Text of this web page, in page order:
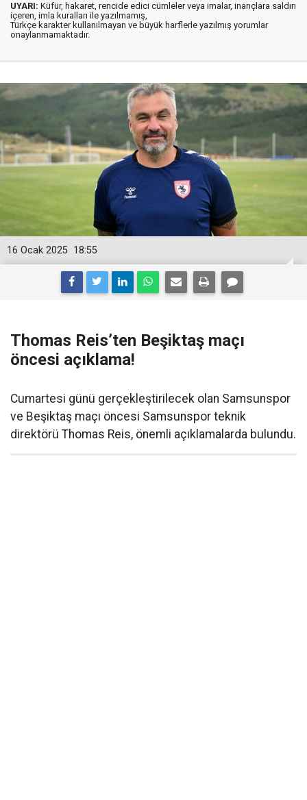
UYARI: Küfür, hakaret, rencide edici cümleler veya imalar, inançlara saldırı
içeren, imla kuralları ile yazılmamış,
Türkçe karakter kullanılmayan ve büyük harflerle yazılmış yorumlar
onaylanmamaktadır.
18:55
16 Ocak 2025
Thomas Reis’ten Beşiktaş maçı
öncesi açıklama!
Cumartesi günü gerçekleştirilecek olan Samsunspor
ve Beşiktaş maçı öncesi Samsunspor teknik
direktörü Thomas Reis, önemli açıklamalarda bulundu.